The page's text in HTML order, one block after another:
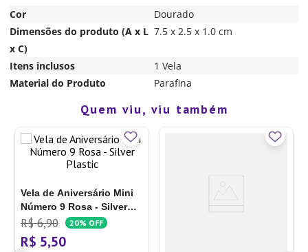
Cor
Dourado
Dimensões do produto (A x L
x C)
7.5 x 2.5 x 1.0 cm
Itens inclusos
1 Vela
Material do Produto
Parafina
Quem viu, viu também
Vela de Aniversário Mini
Número 9 Rosa - Silver
Plastic
R$ 6,90 20% OFF
R$ 5,50